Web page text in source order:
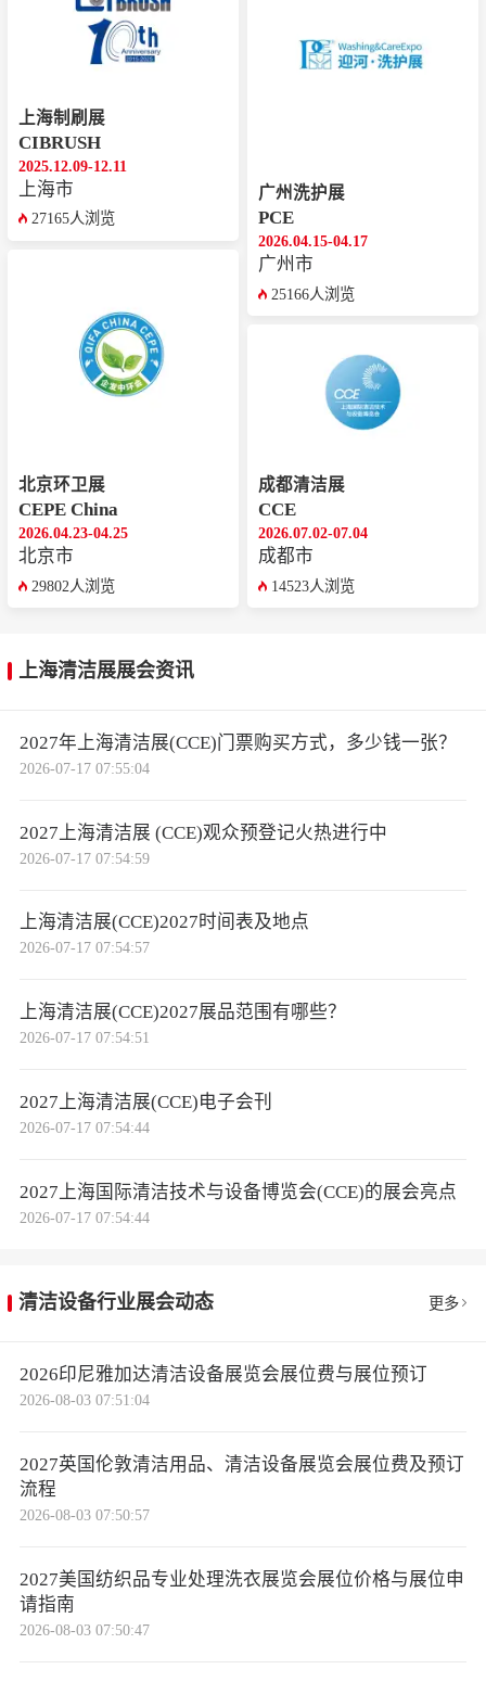
上海制刷展
CIBRUSH
2025.12.09-12.11
上海市
27165人浏览
北京环卫展
CEPE China
2026.04.23-04.25
北京市
29802人浏览
广州洗护展
PCE
2026.04.15-04.17
广州市
25166人浏览
成都清洁展
CCE
2026.07.02-07.04
成都市
14523人浏览
上海清洁展展会资讯
2027年上海清洁展(CCE)门票购买方式，多少钱一张？
2026-07-17 07:55:04
2027上海清洁展 (CCE)观众预登记火热进行中
2026-07-17 07:54:59
上海清洁展(CCE)2027时间表及地点
2026-07-17 07:54:57
上海清洁展(CCE)2027展品范围有哪些？
2026-07-17 07:54:51
2027上海清洁展(CCE)电子会刊
2026-07-17 07:54:44
2027上海国际清洁技术与设备博览会(CCE)的展会亮点
2026-07-17 07:54:44
清洁设备行业展会动态 更多
2026印尼雅加达清洁设备展览会展位费与展位预订
2026-08-03 07:51:04
2027英国伦敦清洁用品、清洁设备展览会展位费及预订
流程
2026-08-03 07:50:57
2027美国纺织品专业处理洗衣展览会展位价格与展位申
请指南
2026-08-03 07:50:47